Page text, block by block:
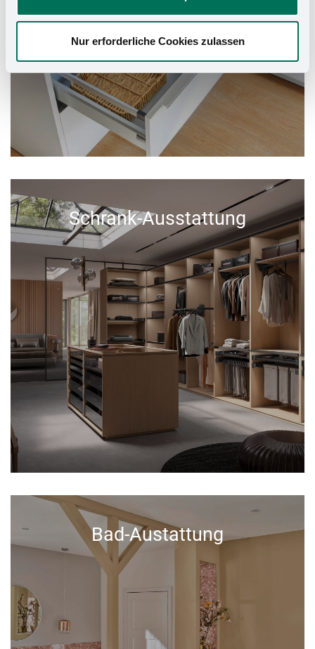
Nur erforderliche Cookies zulassen
Schrank-Ausstattung
Bad-Austattung